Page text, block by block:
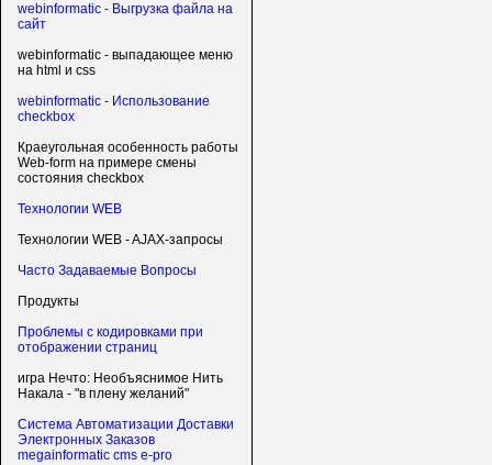
webinformatic - Выгрузка файла на
сайт
webinformatic - выпадающее меню
на html и css
webinformatic - Использование
checkbox
Краеугольная особенность работы
Web-form на примере смены
состояния checkbox
Технологии WEB
Технологии WEB - AJAX-запросы
Часто Задаваемые Вопросы
Продукты
Проблемы с кодировками при
отображении страниц
игра Нечто: Необъяснимое Нить
Накала - "в плену желаний"
Система Автоматизации Доставки
Электронных Заказов
megainformatic cms e-pro